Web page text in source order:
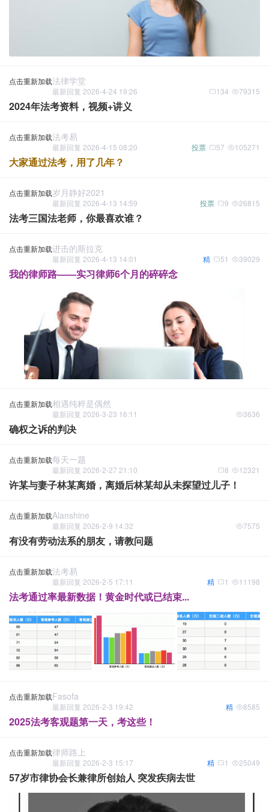
点击重新加载法律学堂
最新回复 2026-4-24 19:26 79315
134
2024年法考资料，视频+讲义
点击重新加载法考易
最新回复 2026-4-15 08:20 105271
57
投票
大家通过法考，用了几年？
点击重新加载岁月静好2021
最新回复 2026-4-13 14:59 26815
9
投票
法考三国法老师，你最喜欢谁？
点击重新加载进击的斯拉克
最新回复 2026-4-13 14:01 39029
51
精
我的律师路——实习律师6个月的碎碎念
点击重新加载相遇纯粹是偶然
最新回复 2026-3-23 16:11 3636
确权之诉的判决
点击重新加载每天一题
最新回复 2026-2-27 21:10 12321
8
许某与妻子林某离婚，离婚后林某却从未探望过儿子！
点击重新加载Alanshine
最新回复 2026-2-9 14:32 7575
有没有劳动法系的朋友，请教问题
点击重新加载法考易
最新回复 2026-2-5 17:11 11198
1
精
法考通过率最新数据！黄金时代或已结束...
点击重新加载Fasofa
最新回复 2026-2-3 19:42 8585
精
2025法考客观题第一天，考这些！
点击重新加载律师路上
最新回复 2026-2-3 15:17 25049
1
精
57岁市律协会长兼律所创始人 突发疾病去世